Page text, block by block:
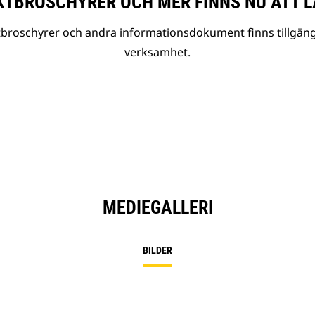
och andra informationsdokument finns
verksamhet.
MEDIEGALLERI
BILDER